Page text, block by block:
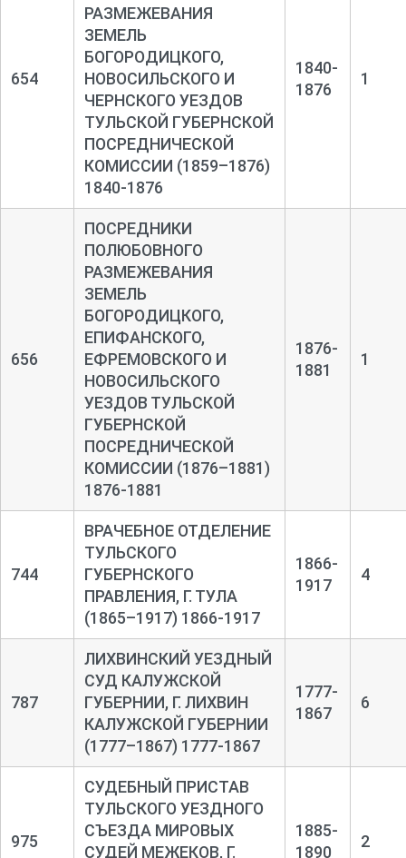
654
РАЗМЕЖЕВАНИЯ
ЗЕМЕЛЬ
БОГОРОДИЦКОГО,
НОВОСИЛЬСКОГО И
ЧЕРНСКОГО УЕЗДОВ
ТУЛЬСКОЙ ГУБЕРНСКОЙ
ПОСРЕДНИЧЕСКОЙ
КОМИССИИ (1859–1876)
1840-1876
1840-
1876
1
656
ПОСРЕДНИКИ
ПОЛЮБОВНОГО
РАЗМЕЖЕВАНИЯ
ЗЕМЕЛЬ
БОГОРОДИЦКОГО,
ЕПИФАНСКОГО,
ЕФРЕМОВСКОГО И
НОВОСИЛЬСКОГО
УЕЗДОВ ТУЛЬСКОЙ
ГУБЕРНСКОЙ
ПОСРЕДНИЧЕСКОЙ
КОМИССИИ (1876–1881)
1876-1881
1876-
1881
1
744
ВРАЧЕБНОЕ ОТДЕЛЕНИЕ
ТУЛЬСКОГО
ГУБЕРНСКОГО
ПРАВЛЕНИЯ, Г. ТУЛА
(1865–1917) 1866-1917
1866-
1917
4
787
ЛИХВИНСКИЙ УЕЗДНЫЙ
СУД КАЛУЖСКОЙ
ГУБЕРНИИ, Г. ЛИХВИН
КАЛУЖСКОЙ ГУБЕРНИИ
(1777–1867) 1777-1867
1777-
1867
6
975
СУДЕБНЫЙ ПРИСТАВ
ТУЛЬСКОГО УЕЗДНОГО
СЪЕЗДА МИРОВЫХ
СУДЕЙ МЕЖЕКОВ, Г.
1885-
1890
2